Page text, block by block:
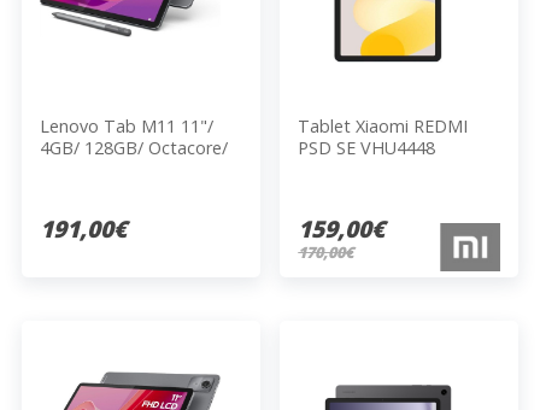
Lenovo Tab M11 11"/
4GB/ 128GB/ Octacore/
191,00€
Tablet Xiaomi REDMI
PSD SE VHU4448
159,00€
170,00€